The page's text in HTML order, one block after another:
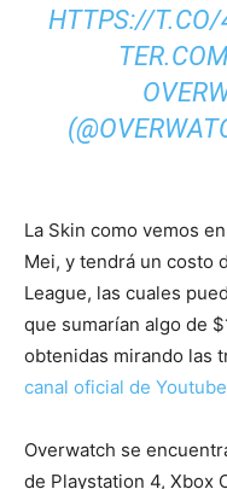
HTTPS://T.CO/
La Skin como vemos
Mei, y tendrá un costo
League, las cuales
que sumarían algo de
obtenidas mirando las
canal oficial de Youtube
Overwatch se
de Playstation 4, Xbox